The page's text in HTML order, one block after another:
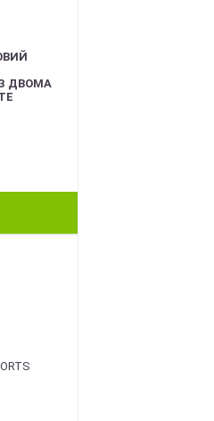
ДВОМА